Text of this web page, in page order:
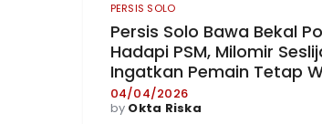
PERSIS SOLO
Persis Solo Bawa Bekal
Hadapi PSM, Milomir
Ingatkan Pemain Tetap
04/04/2026
by Okta Riska